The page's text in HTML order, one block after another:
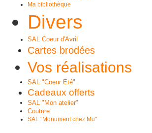
Ma bibliothèque
Divers
SAL Coeur d'Avril
Cartes brodées
Vos réalisations
SAL "Coeur Eté"
Cadeaux offerts
SAL "Mon atelier"
Couture
SAL "Monument chez Mu"